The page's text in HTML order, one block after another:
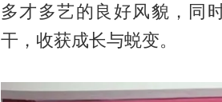
多才多艺的良好风貌，同
干，收获成长与蜕变。